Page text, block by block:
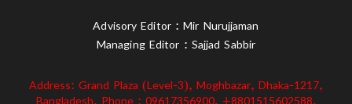
Advisory Editor : Mir Nurujjaman
Managing Editor : Sajjad Sabbir
Address: Grand Plaza (Level-3), Moghbazar, Dhaka-1217,
Bangladesh. Phone : 09617356900, +8801515602588,